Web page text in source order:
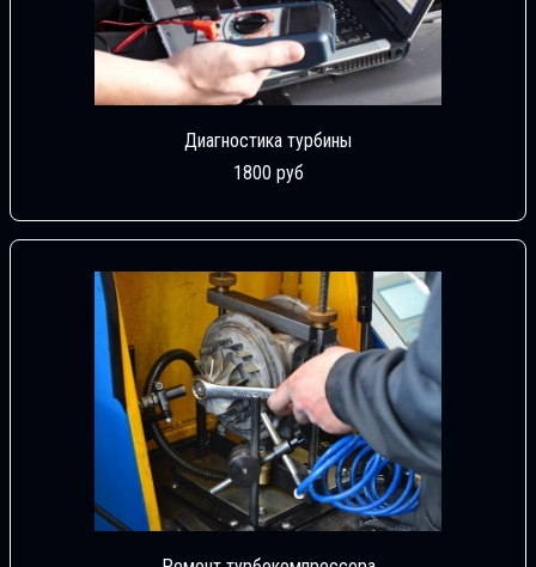
Диагностика турбины
1800 руб